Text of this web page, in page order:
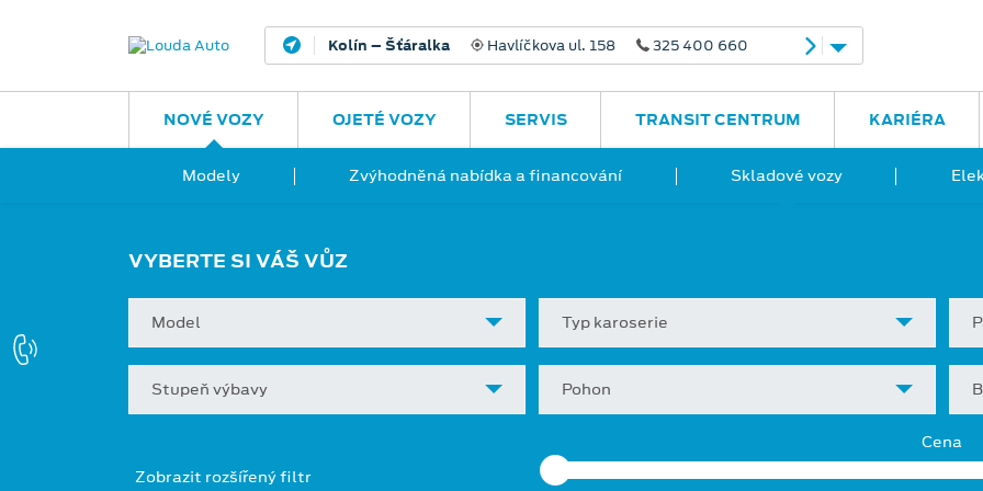
Kolín – Šťáralka Havlíčkova ul. 158 325 400 660
NOVÉ VOZY
Modely Zvýhodněná nabídka a financování Skladové vozy
OJETÉ VOZY SERVIS TRANSIT CENTRUM KARIÉRA
VYBERTE SI VÁŠ VŮZ
Model Typ karoserie
Stupeň výbavy Pohon
Zobrazit rozšířený filtr
Cena